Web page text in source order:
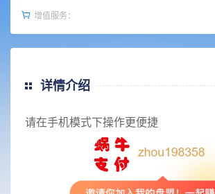
增值服务：
详情介绍
请在手机模式下操作更便捷